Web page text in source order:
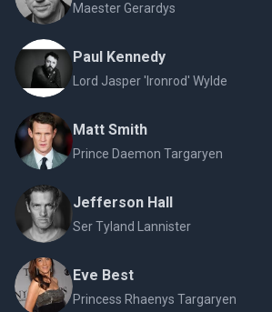
Maester Gerardys
Paul Kennedy
Lord Jasper 'Ironrod' Wylde
Matt Smith
Prince Daemon Targaryen
Jefferson Hall
Ser Tyland Lannister
Eve Best
Princess Rhaenys Targaryen